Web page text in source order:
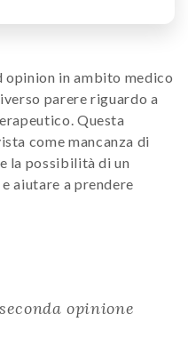
opinion in ambito medico
parere riguardo a
Questa
come mancanza di
la possibilità di un
aiutare a prendere
opinione